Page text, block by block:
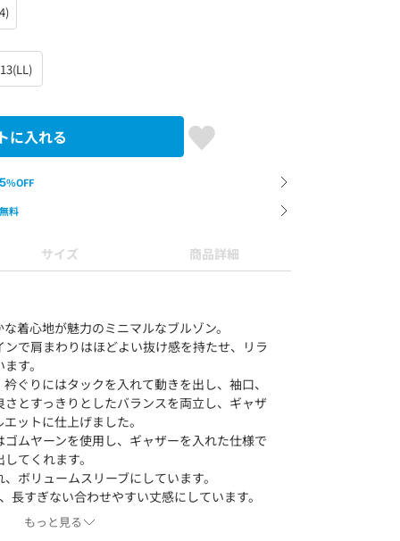
13(LL)
に入れる
5%OFF
料
サイズ 商品詳細
着心地が魅力のミニマルなブルゾン。
で肩まわりはほどよい抜け感を持たせ、リラ
す。
ぐりにはタックを入れて動きを出し、袖口、
とすっきりとしたバランスを両立し、ギャザ
ットに仕上げました。
ムヤーンを使用し、ギャザーを入れた仕様で
てくれます。
ボリュームスリーブにしています。
長すぎない合わせやすい丈感にしています。
しやすく、さっと羽織れるのもポイントで、
もっと見る